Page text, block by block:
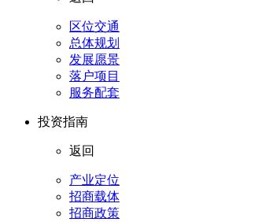
区位交通
总体规划
发展愿景
落户项目
服务配套
投资指南
返回
产业定位
招商载体
招商政策